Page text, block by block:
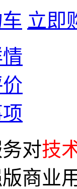
立即
对技
商业